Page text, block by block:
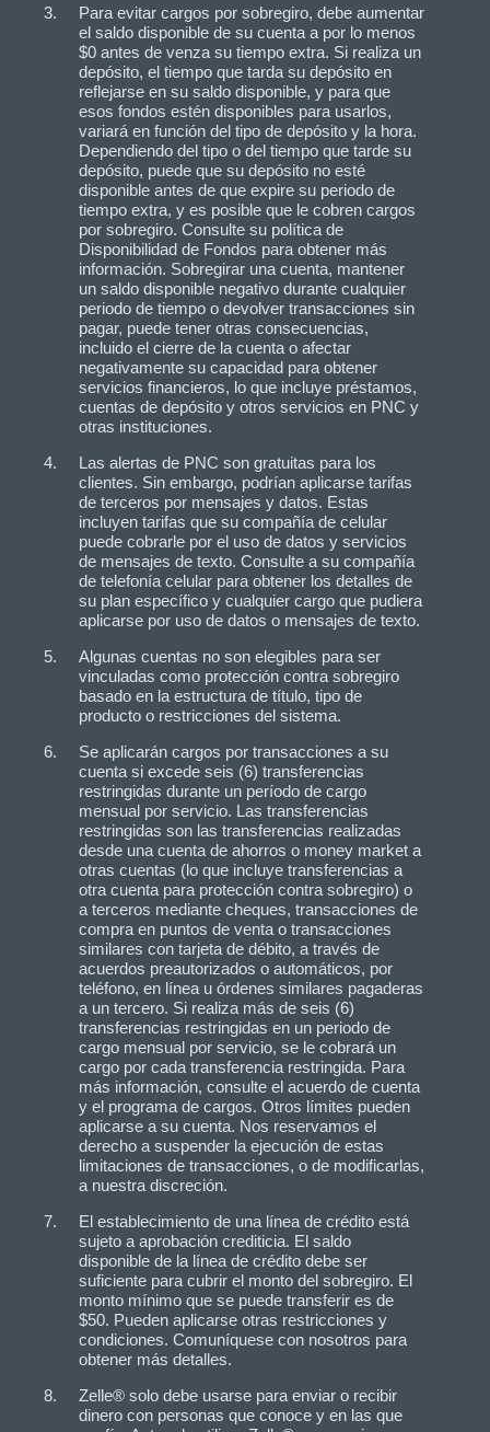
Para evitar cargos por sobregiro, debe aumentar
el saldo disponible de su cuenta a por lo menos
$0 antes de venza su tiempo extra. Si realiza un
depósito, el tiempo que tarda su depósito en
reflejarse en su saldo disponible, y para que
esos fondos estén disponibles para usarlos,
variará en función del tipo de depósito y la hora.
Dependiendo del tipo o del tiempo que tarde su
depósito, puede que su depósito no esté
disponible antes de que expire su periodo de
tiempo extra, y es posible que le cobren cargos
por sobregiro. Consulte su política de
Disponibilidad de Fondos para obtener más
información. Sobregirar una cuenta, mantener
un saldo disponible negativo durante cualquier
periodo de tiempo o devolver transacciones sin
pagar, puede tener otras consecuencias,
incluido el cierre de la cuenta o afectar
negativamente su capacidad para obtener
servicios financieros, lo que incluye préstamos,
cuentas de depósito y otros servicios en PNC y
otras instituciones.
Las alertas de PNC son gratuitas para los
clientes. Sin embargo, podrían aplicarse tarifas
de terceros por mensajes y datos. Estas
incluyen tarifas que su compañía de celular
puede cobrarle por el uso de datos y servicios
de mensajes de texto. Consulte a su compañía
de telefonía celular para obtener los detalles de
su plan específico y cualquier cargo que pudiera
aplicarse por uso de datos o mensajes de texto.
Algunas cuentas no son elegibles para ser
vinculadas como protección contra sobregiro
basado en la estructura de título, tipo de
producto o restricciones del sistema.
Se aplicarán cargos por transacciones a su
cuenta si excede seis (6) transferencias
restringidas durante un período de cargo
mensual por servicio. Las transferencias
restringidas son las transferencias realizadas
desde una cuenta de ahorros o money market a
otras cuentas (lo que incluye transferencias a
otra cuenta para protección contra sobregiro) o
a terceros mediante cheques, transacciones de
compra en puntos de venta o transacciones
similares con tarjeta de débito, a través de
acuerdos preautorizados o automáticos, por
teléfono, en línea u órdenes similares pagaderas
a un tercero. Si realiza más de seis (6)
transferencias restringidas en un periodo de
cargo mensual por servicio, se le cobrará un
cargo por cada transferencia restringida. Para
más información, consulte el acuerdo de cuenta
y el programa de cargos. Otros límites pueden
aplicarse a su cuenta. Nos reservamos el
derecho a suspender la ejecución de estas
limitaciones de transacciones, o de modificarlas,
a nuestra discreción.
El establecimiento de una línea de crédito está
sujeto a aprobación crediticia. El saldo
disponible de la línea de crédito debe ser
suficiente para cubrir el monto del sobregiro. El
monto mínimo que se puede transferir es de
$50. Pueden aplicarse otras restricciones y
condiciones. Comuníquese con nosotros para
obtener más detalles.
Zelle® solo debe usarse para enviar o recibir
dinero con personas que conoce y en las que